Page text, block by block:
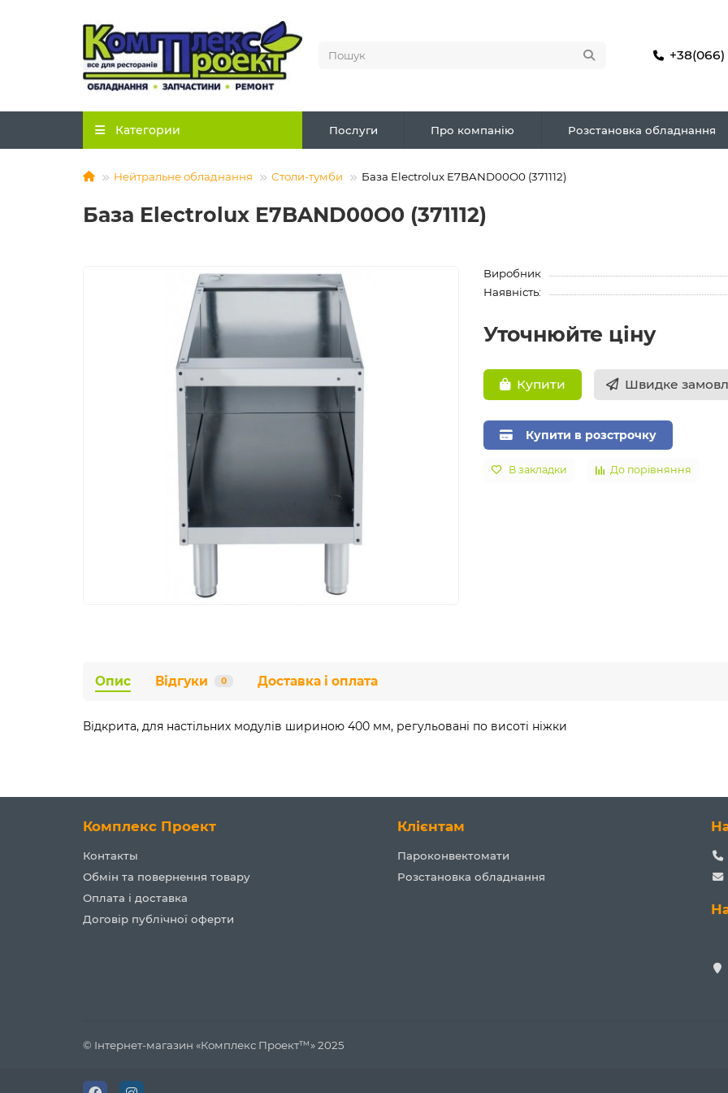
+38(066)
Категории Послуги Про компанію Розстановка обладнання
Нейтральне обладнання Столи-тумби База Electrolux E7BAND00O0 (371112)
База Electrolux E7BAND00O0 (371112)
Виробник
Наявність:
Уточнюйте ціну
Купити Швидке
Купити в розстрочку
В закладки До порівняння
Опис Відгуки 0 Доставка і оплата
Відкрита, для настільних модулів шириною 400 мм, регульовані по висоті ніжки
Комплекс Проект
Контакты
Обмін та повернення товару
Оплата і доставка
Договір публічної оферти
Клієнтам
Пароконвектомати
Розстановка обладнання
© Інтернет-магазин «Комплекс Проект™» 2025